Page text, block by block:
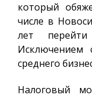
который
числе в
лет
Исключением
среднего
Налоговый